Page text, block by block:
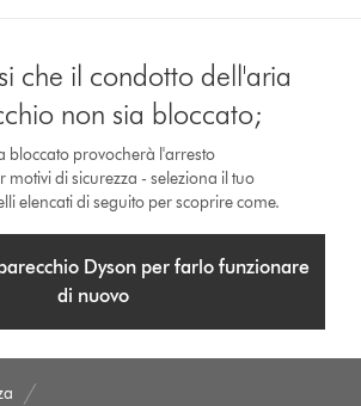
che il condotto dell'aria
non sia bloccato;
bloccato provocherà l'arresto
motivi di sicurezza - seleziona il tuo
elencati di seguito per scoprire come.
Dyson per farlo funzionare
di nuovo